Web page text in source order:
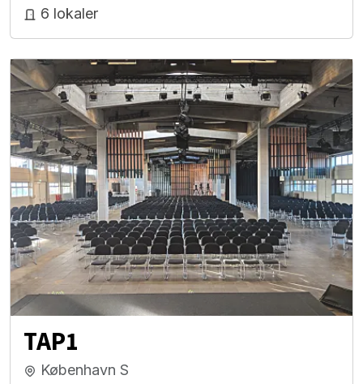
6 lokaler
TAP1
København S